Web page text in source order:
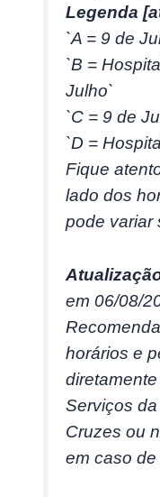
Legenda
`A = 9 de
`B =
Julho`
`C = 9 de
`D =
Fique
lado dos
pode variar
em 06/08/
horários e
Serviços
Cruzes ou
em caso de